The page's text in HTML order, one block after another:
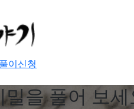
이신청
을 풀어 보세